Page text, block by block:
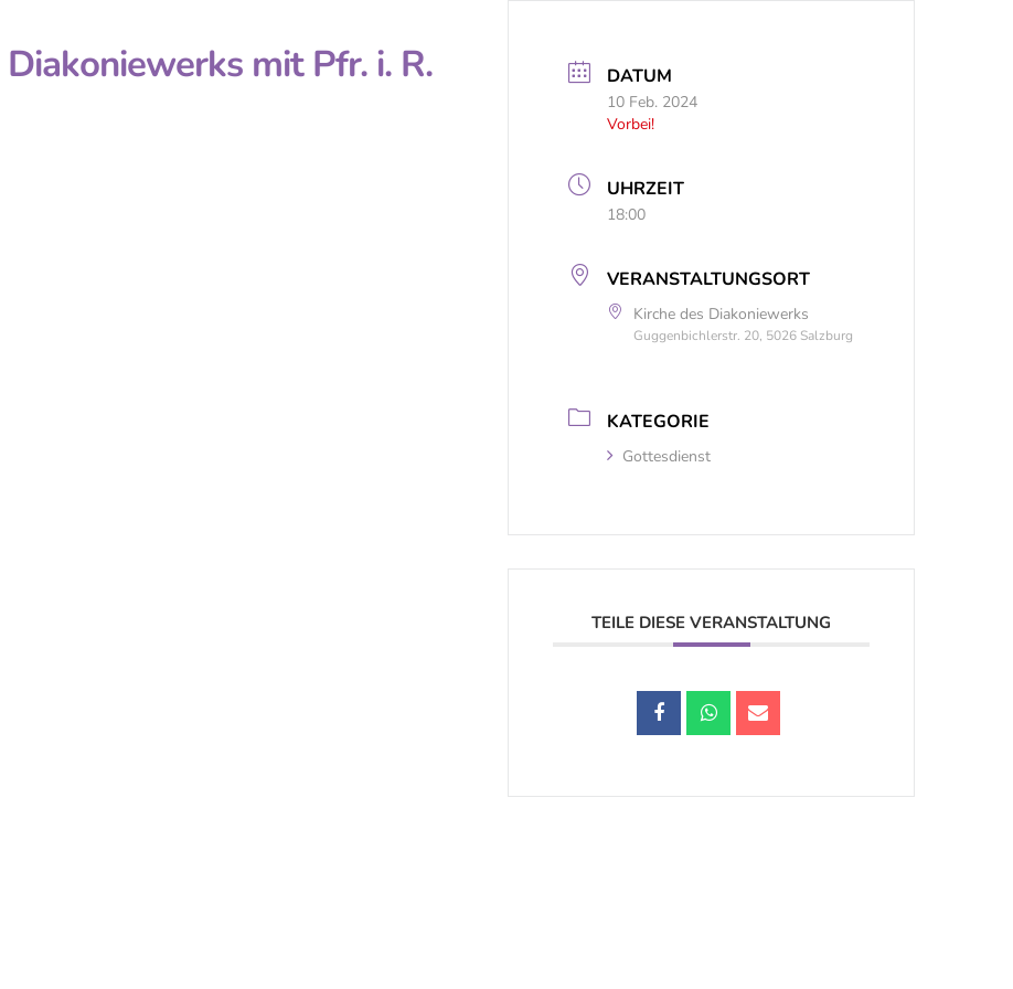
mit Pfr. i. R.
DATUM
10 Feb. 2024
Vorbei!
UHRZEIT
18:00
VERANSTALTUNGSORT
Kirche des Diakoniewerks
Guggenbichlerstr. 20, 5026 Salzburg
KATEGORIE
Gottesdienst
TEILE DIESE VERANSTALTUNG